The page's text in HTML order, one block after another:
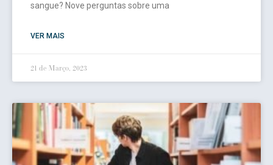
sangue? Nove perguntas sobre uma
VER MAIS
21 de Março, 2023